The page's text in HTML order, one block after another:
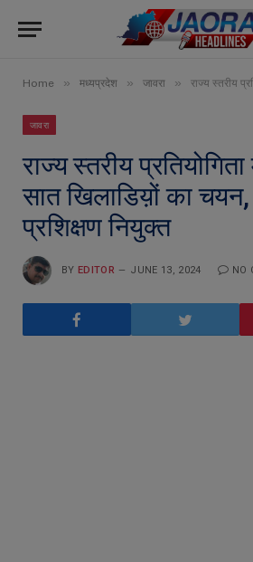
Home » मध्यप्रदेश » जावरा » राज्य स्तरीय प्रतियोगिता
जावरा
राज्य स्तरीय
सात खिलाडिय़ों का
प्रशिक्षण नियुक्त
BY EDITOR JUNE 13, 2024 NO